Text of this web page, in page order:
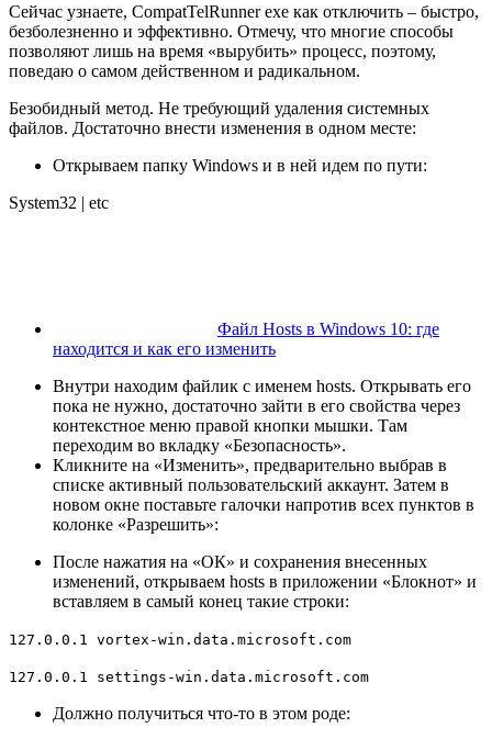
Сейчас узнаете, CompatTelRunner exe как отключить – быстро,
безболезненно и эффективно. Отмечу, что многие способы
позволяют лишь на время «вырубить» процесс, поэтому,
поведаю о самом действенном и радикальном.
Безобидный метод. Не требующий удаления системных
файлов. Достаточно внести изменения в одном месте:
Открываем папку Windows и в ней идем по пути:
System32 | etc
Файл Hosts в Windows 10: где
находится и как его изменить
Внутри находим файлик с именем hosts. Открывать его
пока не нужно, достаточно зайти в его свойства через
контекстное меню правой кнопки мышки. Там
переходим во вкладку «Безопасность».
Кликните на «Изменить», предварительно выбрав в
списке активный пользовательский аккаунт. Затем в
новом окне поставьте галочки напротив всех пунктов в
колонке «Разрешить»:
После нажатия на «ОК» и сохранения внесенных
изменений, открываем hosts в приложении «Блокнот» и
вставляем в самый конец такие строки:
127.0.0.1 vortex-win.data.microsoft.com
127.0.0.1 settings-win.data.microsoft.com
Должно получиться что-то в этом роде: